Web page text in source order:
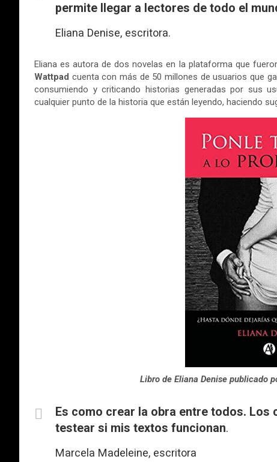
permite llegar a lectores de todo el
Eliana Denise, escritora.
Eliana es autora de dos novelas en la plataforma que
Wattpad cuenta con más de 50 millones de usuarios que
consumiendo y criticando historias generadas por sus
cualquier punto de la historia que están leyendo, haciendo
Libro de Eliana Denise publicado
Es como crear la obra entre todos.
testear si mis textos funcionan.
Marcela Madeleine, escritora